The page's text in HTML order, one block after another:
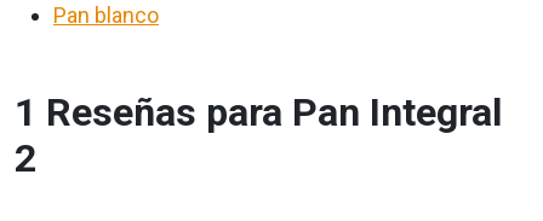
Pan blanco
1 Reseñas para Pan Integral
2